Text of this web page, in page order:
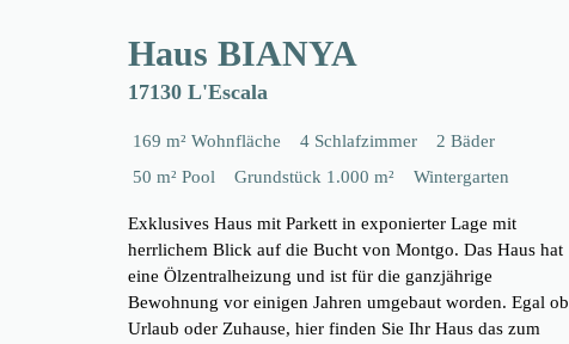
Haus BIANYA
17130 L'Escala
169 m² Wohnfläche 4 Schlafzimmer
2 Bäder
50 m² Pool
Grundstück 1.000 m² Wintergarten
Exklusives Haus mit Parkett in exponierter Lage mit
herrlichem Blick auf die Bucht von Montgo. Das Haus hat
eine Ölzentralheizung und ist für die ganzjährige
Bewohnung vor einigen Jahren umgebaut worden. Egal ob
Urlaub oder Zuhause, hier finden Sie Ihr Haus das zum